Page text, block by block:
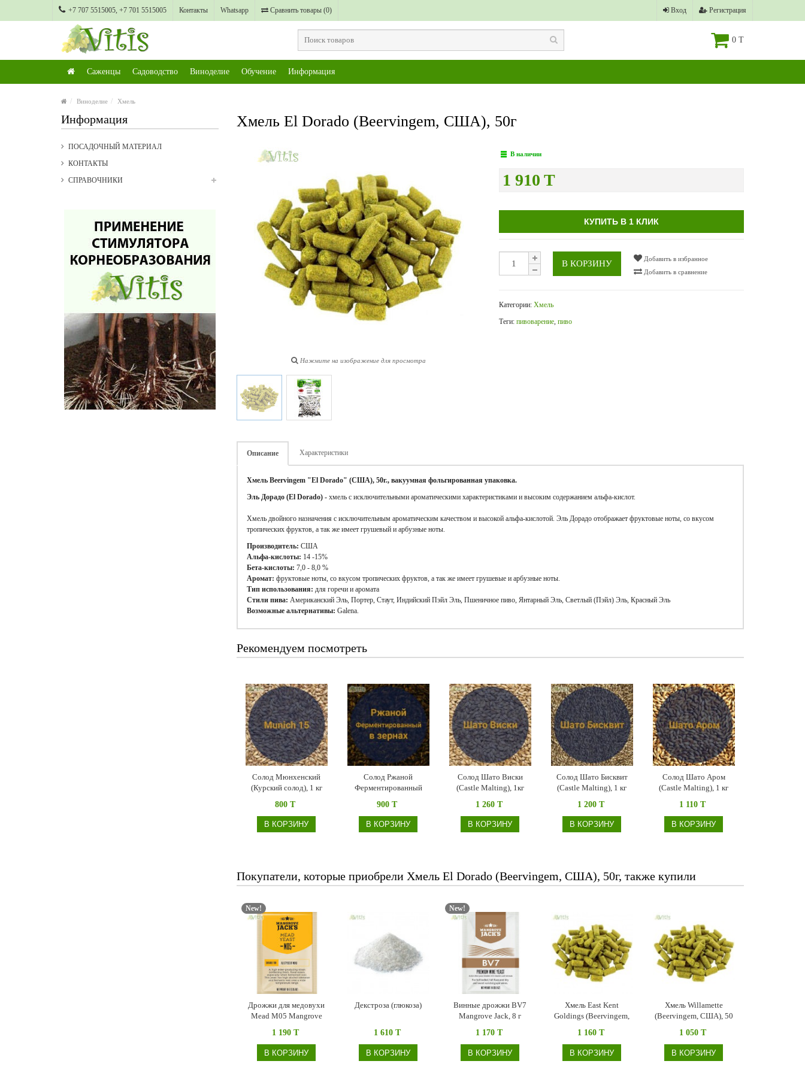
+7 707 5515005, +7 701 5515005 Контакты Whatsapp Сравнить товары (0) Вход Регистрация
0 T
Саженцы Садоводство Виноделие Обучение Информация
Виноделие Хмель
Информация
ПОСАДОЧНЫЙ МАТЕРИАЛ
КОНТАКТЫ
СПРАВОЧНИКИ
Хмель El Dorado (Beervingem, США), 50г
Нажмите на изображение для просмотра
В наличии
1 910 T
КУПИТЬ В 1 КЛИК
В КОРЗИНУ
Добавить в избранное
Добавить в сравнение
Категории:Хмель
Теги:пивоварение,пиво
Описание Характеристики
Хмель Beervingem "El Dorado" (США), 50г., вакуумная фольгированная упаковка.
Эль Дорадо (El Dorado) - хмель с исключительными ароматическими характеристиками и высоким содержанием альфа-кислот.
Хмель двойного назначения с исключительным ароматическим качеством и высокой альфа-кислотой. Эль Дорадо отображает фруктовые ноты, со вкусом
тропических фруктов, а так же имеет грушевый и арбузные ноты.
Производитель: США
Альфа-кислоты: 14 -15%
Бета-кислоты: 7,0 - 8,0 %
Аромат: фруктовые ноты, со вкусом тропических фруктов, а так же имеет грушевые и арбузные ноты.
Тип использования: для горечи и аромата
Стили пива: Американский Эль, Портер, Стаут, Индийский Пэйл Эль, Пшеничное пиво, Янтарный Эль, Светлый (Пэйл) Эль, Красный Эль
Возможные альтернативы: Galena.
Рекомендуем посмотреть
Солод Мюнхенский
(Курский солод), 1 кг
800 T
В КОРЗИНУ
Солод Ржаной
Ферментированный
900 T
В КОРЗИНУ
Солод Шато Виски
(Castle Malting), 1кг
1 260 T
В КОРЗИНУ
Солод Шато Бисквит
(Castle Malting), 1 кг
1 200 T
В КОРЗИНУ
Солод Шато Аром
(Castle Malting), 1 кг
1 110 T
В КОРЗИНУ
Покупатели, которые приобрели Хмель El Dorado (Beervingem, США), 50г, также купили
New!
Дрожжи для медовухи
Mead M05 Mangrove
1 190 T
В КОРЗИНУ
Декстроза (глюкоза)
1 610 T
В КОРЗИНУ
New!
Винные дрожжи BV7
Mangrove Jack, 8 г
1 170 T
В КОРЗИНУ
Хмель East Kent
Goldings (Beervingem,
1 160 T
В КОРЗИНУ
Хмель Willamette
(Beervingem, США), 50
1 050 T
В КОРЗИНУ